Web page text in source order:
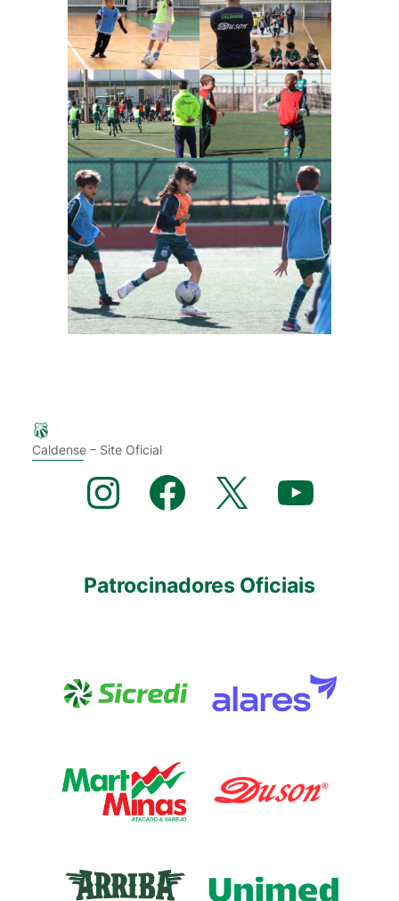
Caldense – Site Oficial
Instagram Facebook X YouTube
Patrocinadores Oficiais